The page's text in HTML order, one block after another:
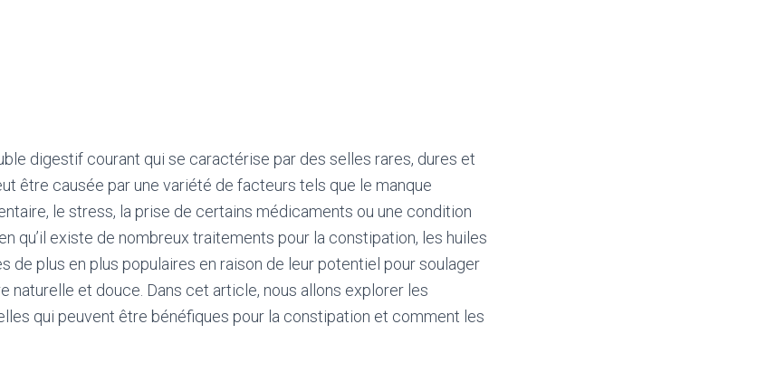
digestif courant qui se caractérise par des selles rares, dures et
être causée par une variété de facteurs tels que le manque
le stress, la prise de certains médicaments ou une condition
qu’il existe de nombreux traitements pour la constipation, les huiles
de plus en plus populaires en raison de leur potentiel pour soulager
naturelle et douce. Dans cet article, nous allons explorer les
qui peuvent être bénéfiques pour la constipation et comment les